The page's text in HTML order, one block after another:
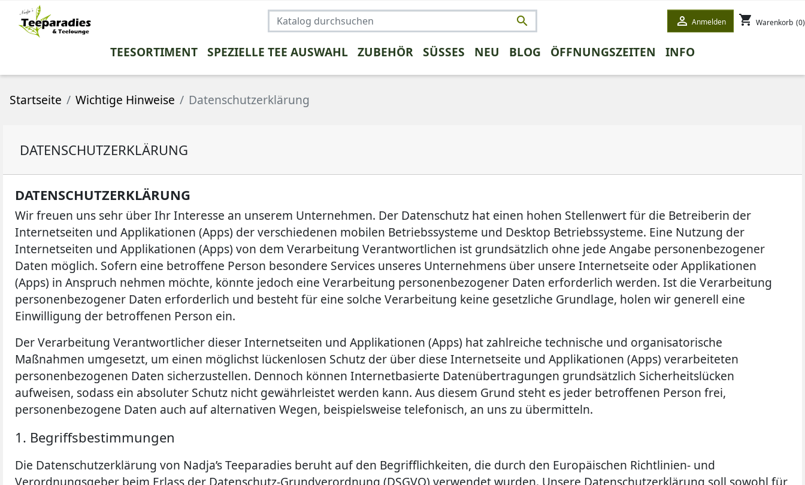
  Anmelden shopping_cart Warenkorb (0)
TEESORTIMENT
SCHWARZTEE
Assam
China
Nepal
Ceylon
Aromatisierter Schwarztee
reine Mischtees
Kolumbien
seltene Schwarztee
Indien
Taiwan
Aromatisierte Grüntee
Japan
Korea
Nepal
seltene Grüntee
OOLONG TEE GELBER TEE BEUTELTEES
SPEZIELLE TEE AUSWAHL
RONNEFELDT OHNE ZUSÄTZLICHE AROMEN
ZUBEHÖR
FILTER DOSEN KANNEN BECHER SONSTIGES
SÜSSES NEU BLOG ÖFFNUNGSZEITEN INFO
Startseite Wichtige Hinweise Datenschutzerklärung
DATENSCHUTZERKLÄRUNG
DATENSCHUTZERKLÄRUNG
Wir freuen uns sehr über Ihr Interesse an unserem Unternehmen. Der Datenschutz hat einen hohen Stellenwert für die Betreiberin der
Internetseiten und Applikationen (Apps) der verschiedenen mobilen Betriebssysteme und Desktop Betriebssysteme. Eine Nutzung der
Internetseiten und Applikationen (Apps) von dem Verarbeitung Verantwortlichen ist grundsätzlich ohne jede Angabe personenbezogener
Daten möglich. Sofern eine betroffene Person besondere Services unseres Unternehmens über unsere Internetseite oder Applikationen
(Apps) in Anspruch nehmen möchte, könnte jedoch eine Verarbeitung personenbezogener Daten erforderlich werden. Ist die Verarbeitung
personenbezogener Daten erforderlich und besteht für eine solche Verarbeitung keine gesetzliche Grundlage, holen wir generell eine
Einwilligung der betroffenen Person ein.
Der Verarbeitung Verantwortlicher dieser Internetseiten und Applikationen (Apps) hat zahlreiche technische und organisatorische
Maßnahmen umgesetzt, um einen möglichst lückenlosen Schutz der über diese Internetseite und Applikationen (Apps) verarbeiteten
personenbezogenen Daten sicherzustellen. Dennoch können Internetbasierte Datenübertragungen grundsätzlich Sicherheitslücken
aufweisen, sodass ein absoluter Schutz nicht gewährleistet werden kann. Aus diesem Grund steht es jeder betroffenen Person frei,
personenbezogene Daten auch auf alternativen Wegen, beispielsweise telefonisch, an uns zu übermitteln.
1. Begriffsbestimmungen
Die Datenschutzerklärung von Nadja’s Teeparadies beruht auf den Begrifflichkeiten, die durch den Europäischen Richtlinien- und
Verordnungsgeber beim Erlass der Datenschutz-Grundverordnung (DSGVO) verwendet wurden. Unsere Datenschutzerklärung soll sowohl für